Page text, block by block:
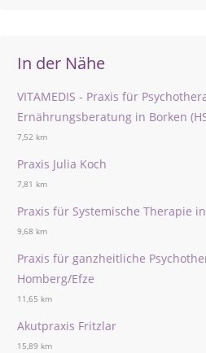
In der Nähe
VITAMEDIS - Praxis für
Ernährungsberatung in Borken
7,52 km
Praxis Julia Koch
7,81 km
Praxis für Systemische Therapie
9,68 km
Praxis für ganzheitliche
Homberg/Efze
11,65 km
Akutpraxis Fritzlar
15,89 km